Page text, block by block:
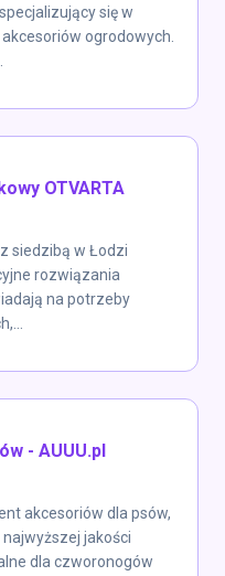
się w
ogrodowych.
OTVARTA
siedzibą w Łodzi
rozwiązania
na potrzeby
- AUUU.pl
akcesoriów dla psów,
jakości
dla czworonogów